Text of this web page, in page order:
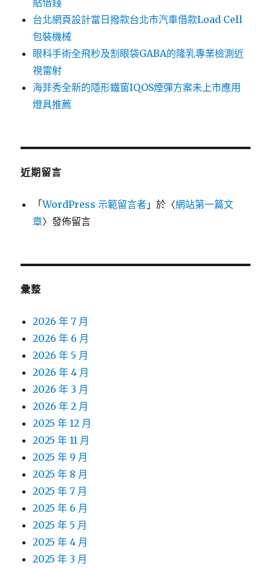
貼借錢
台北網頁設計當日撥款台北市汽車借款Load Cell
包裝機械
眼科手術全飛秒及割眼袋GABA的隆乳專業檢測近
視雷射
海菲秀全新的隱形鐵窗IQOS煙彈方案未上市應用
燈具推薦
近期留言
「WordPress 示範留言者 」於〈網站第一篇文
章〉發佈留言
彙整
2026 年 7 月
2026 年 6 月
2026 年 5 月
2026 年 4 月
2026 年 3 月
2026 年 2 月
2025 年 12 月
2025 年 11 月
2025 年 9 月
2025 年 8 月
2025 年 7 月
2025 年 6 月
2025 年 5 月
2025 年 4 月
2025 年 3 月